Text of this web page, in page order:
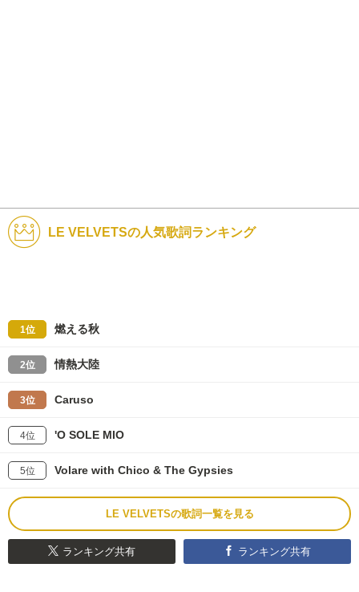
LE VELVETSの人気歌詞ランキング
1位 燃える秋
2位 情熱大陸
3位 Caruso
4位 'O SOLE MIO
5位 Volare with Chico & The Gypsies
LE VELVETSの歌詞一覧を見る
ランキング共有 ランキング共有